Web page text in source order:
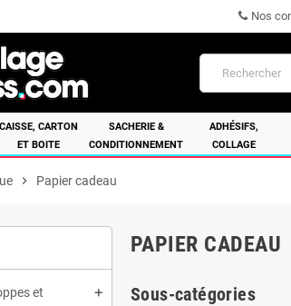
Nos
CAISSE, CARTON
ET BOITE
SACHERIE &
CONDITIONNEMENT
ADHÉSIFS,
COLLAGE
chevron_right Papier cadeau
et
PAPIER CADEAU
Sous-catégories